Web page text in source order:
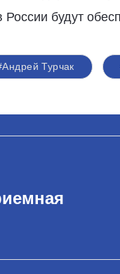
России будут
Турчак